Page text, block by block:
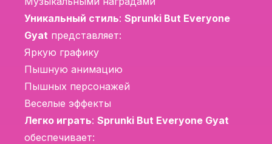
Уникальный стиль: Sprunki But Everyone
Gyat представляет:
Яркую графику
Пышную анимацию
Пышных персонажей
Веселые эффекты
Легко играть: Sprunki But Everyone Gyat
обеспечивает: